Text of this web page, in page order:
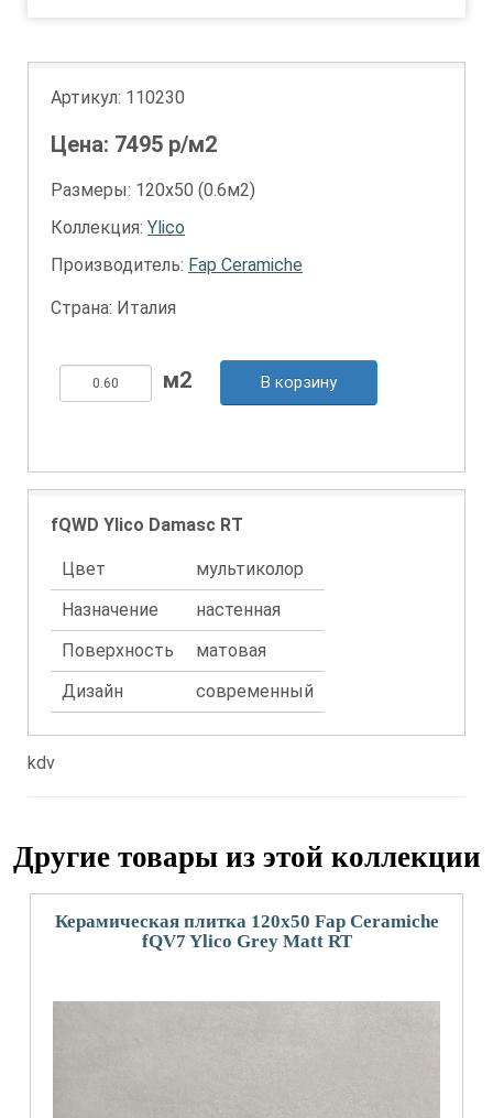
Артикул: 110230
Цена: 7495 р/м2
Размеры: 120х50 (0.6м2)
Коллекция: Ylico
Производитель: Fap Ceramiche
Страна: Италия
В корзину
fQWD Ylico Damasc RT
Цвет
мультиколор
Назначение
настенная
Поверхность
матовая
Дизайн
современный
kdv
Другие товары из этой коллекции
Керамическая плитка 120x50 Fap Ceramiche
fQV7 Ylico Grey Matt RT